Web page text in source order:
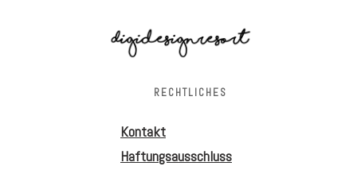
RECHTLICHES
Kontakt
Haftungsausschluss